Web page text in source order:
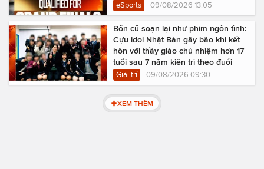
eSports 09/08/2026 13:05
Bổn cũ soạn lại như phim ngôn tình:
Cựu idol Nhật Bản gây bão khi kết
hôn với thầy giáo chủ nhiệm hơn 17
tuổi sau 7 năm kiên trì theo đuổi
Giải trí 09/08/2026 09:30
XEM THÊM